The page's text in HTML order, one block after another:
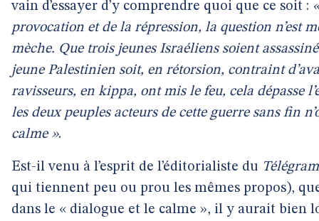
vain d’essayer d’y comprendre quoi que ce soit :
provocation et de la répression, la question n’est
mèche. Que trois jeunes Israéliens soient
jeune Palestinien soit, en rétorsion, contraint
ravisseurs, en kippa, ont mis le feu, cela dépasse
les deux peuples acteurs de cette guerre sans fin
calme ».
Est-il venu à l’esprit de l’éditorialiste du
qui tiennent peu ou prou les mêmes propos),
dans le « dialogue et le calme », il y aurait bien